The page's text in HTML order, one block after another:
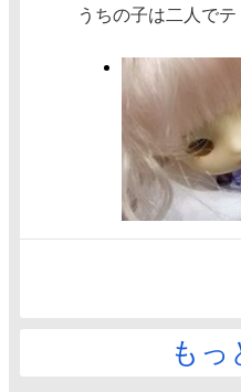
うちの子は二人で
もっ